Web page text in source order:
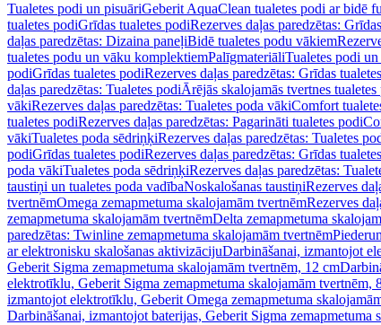
Tualetes podi un pisuāriGeberit AquaClean tualetes podi ar bidē
tualetes podiGrīdas tualetes podiRezerves daļas paredzētas:
daļas paredzētas: Dizaina paneļiBidē tualetes podu vākiem
tualetes podu un vāku komplektiemPalīgmateriāliTualetes podi
podiGrīdas tualetes podiRezerves daļas paredzētas: Grīdas
daļas paredzētas: Tualetes podiĀrējās skalojamās tvertnes
vākiRezerves daļas paredzētas: Tualetes poda vākiComfort
tualetes podiRezerves daļas paredzētas: Pagarināti tualetes podi
vākiTualetes poda sēdriņķiRezerves daļas paredzētas: Tualetes
podiGrīdas tualetes podiRezerves daļas paredzētas: Grīdas
poda vākiTualetes poda sēdriņķiRezerves daļas paredzētas:
taustiņi un tualetes poda vadībaNoskalošanas taustiņiRezerves
tvertnēmOmega zemapmetuma skalojamām tvertnēmRezerves
zemapmetuma skalojamām tvertnēmDelta zemapmetuma
paredzētas: Twinline zemapmetuma skalojamām tvertnēm
ar elektronisku skalošanas aktivizācijuDarbināšanai, izmantojot
Geberit Sigma zemapmetuma skalojamām tvertnēm, 12 cm
elektrotīklu, Geberit Sigma zemapmetuma skalojamām tvertnēm,
izmantojot elektrotīklu, Geberit Omega zemapmetuma
Darbināšanai, izmantojot baterijas, Geberit Sigma zemapmetuma